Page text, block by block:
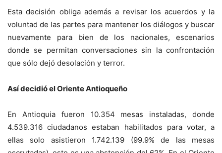
Esta decisión obliga además a revisar los acuerdos y la
voluntad de las partes para mantener los diálogos y buscar
nuevamente para bien de los nacionales, escenarios
donde se permitan conversaciones sin la confrontación
que sólo dejó desolación y terror.
Así decidió el Oriente Antioqueño
En Antioquia fueron 10.354 mesas instaladas, donde
4.539.316 ciudadanos estaban habilitados para votar, a
ellas solo asistieron 1.742.139 (99.9% de las mesas